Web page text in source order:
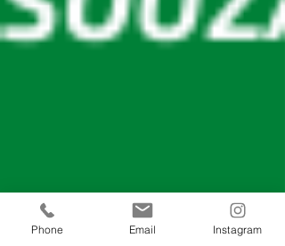
Phone Email Instagram